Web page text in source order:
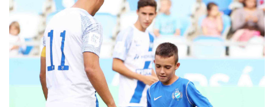
KLUB
GALÉRIA
SZURKOLÓI ÉLMÉNYEK
AKKREDITÁCIÓ